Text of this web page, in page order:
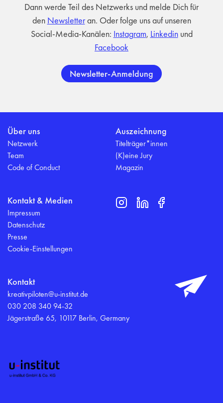
Dann werde Teil des Netzwerks und melde Dich für
den Newsletteran. Oder folge uns auf unseren
Social-Media-Kanälen: Instagram, Linkedinund
Facebook
Newsletter-Anmeldung
Über uns
Netzwerk
Team
Code of Conduct
Auszeichnung
Titelträger*innen
(K)eine Jury
Magazin
Kontakt & Medien
Impressum
Datenschutz
Presse
Cookie-Einstellungen
Kontakt
kreativpiloten@u-institut.de
030 208 340 94-32
Jägerstraße 65, 10117 Berlin, Germany